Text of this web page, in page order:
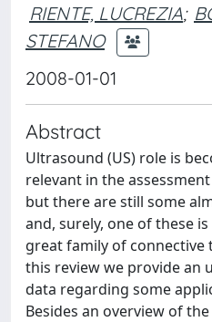
RIENTE, LUCREZIA;
STEFANO
2008-01-01
Abstract
Ultrasound (US) role is
relevant in the
but there are still some
and, surely, one of these
great family of connective
this review we provide an
data regarding some
Besides an overview of